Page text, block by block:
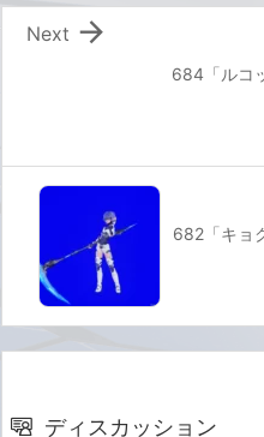
684「ルコ

Next
682「キョ
ディスカッション